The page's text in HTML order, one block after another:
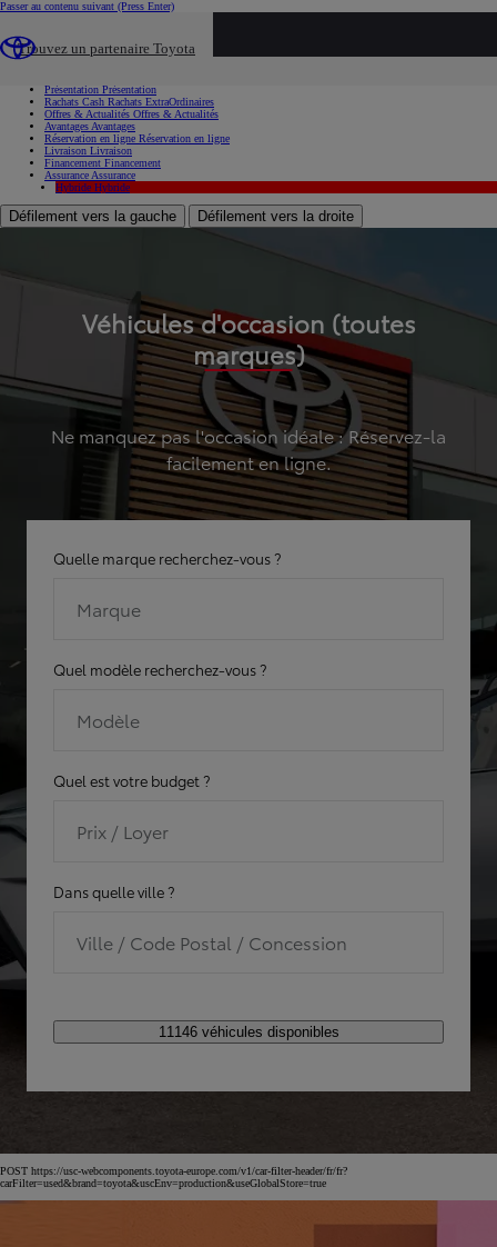
Passer au contenu suivant (Press Enter)
Trouvez un partenaire Toyota
Présentation Présentation
Rachats Cash Rachats ExtraOrdinaires
Offres & Actualités Offres & Actualités
Avantages Avantages
Réservation en ligne Réservation en ligne
Livraison Livraison
Financement Financement
Assurance Assurance
Hybride Hybride
Défilement vers la gauche Défilement vers la droite
Véhicules d'occasion (toutes
marques)
Ne manquez pas l'occasion idéale : Réservez-la
facilement en ligne.
Quelle marque recherchez-vous ?
Marque
Quel modèle recherchez-vous ?
Modèle
Quel est votre budget ?
Prix / Loyer
Dans quelle ville ?
Ville / Code Postal / Concession
11146 véhicules disponibles
POST https://usc-webcomponents.toyota-europe.com/v1/car-filter-header/fr/fr?
carFilter=used&brand=toyota&uscEnv=production&useGlobalStore=true